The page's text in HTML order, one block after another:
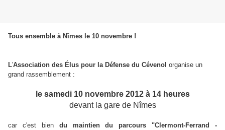
Tous ensemble à Nîmes le 10 novembre !
L'Association des Élus pour la Défense du Cévenol organise un
grand rassemblement :
le samedi 10 novembre 2012 à 14 heures
devant la gare de Nîmes
car c'est bien du maintien du parcours "Clermont-Ferrand -